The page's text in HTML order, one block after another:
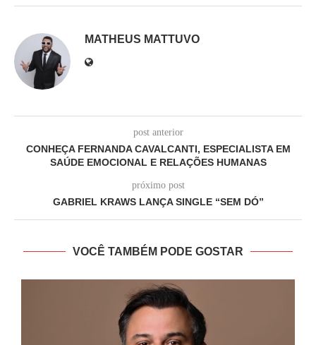
MATHEUS MATTUVO
post anterior
CONHEÇA FERNANDA CAVALCANTI, ESPECIALISTA EM
SAÚDE EMOCIONAL E RELAÇÕES HUMANAS
próximo post
GABRIEL KRAWS LANÇA SINGLE “SEM DÓ”
VOCÊ TAMBÉM PODE GOSTAR